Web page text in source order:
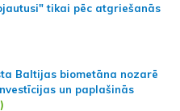
tikai pēc atgriešanās
Baltijas biometāna nozarē
un paplašinās